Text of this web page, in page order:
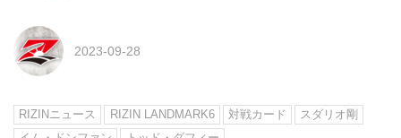
2023-09-28
RIZINニュース RIZIN LANDMARK6 対戦カード
スダリオ剛